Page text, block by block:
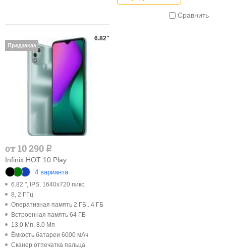
Сравнить
от 10 290 q
Infinix HOT 10 Play
4 варианта
6.82 ", IPS, 1640x720 пикс.
8, 2 ГГц
Оперативная память 2 ГБ...4 ГБ
Встроенная память 64 ГБ
13.0 Мп, 8.0 Мп
Ёмкость батареи 6000 мАч
Cканер отпечатка пальца
6.82"
Предзаказ